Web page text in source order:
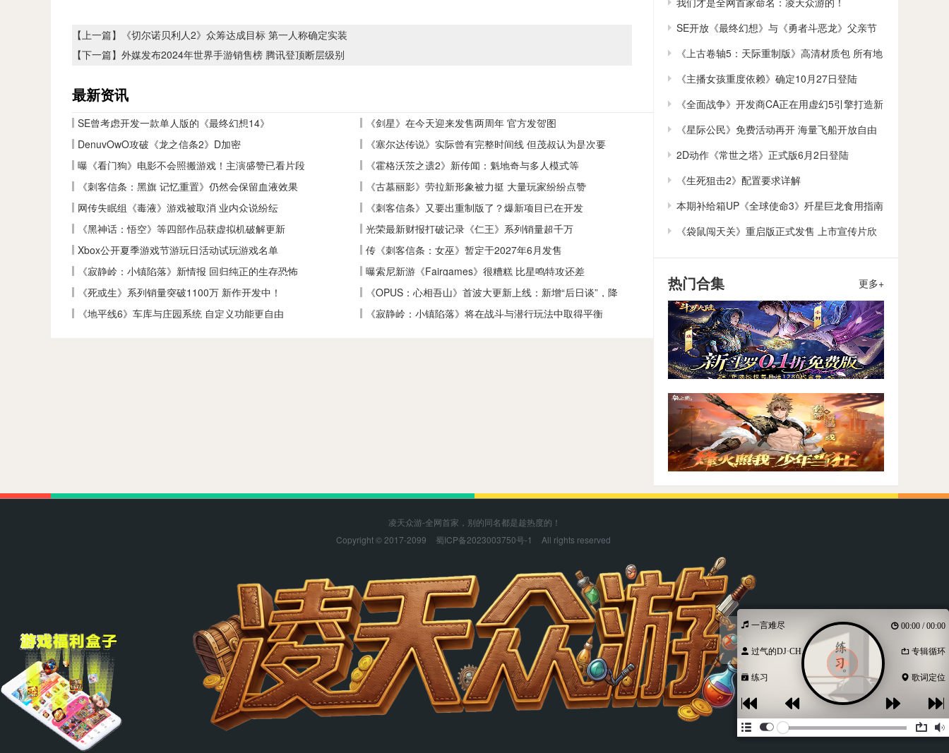
【上一篇】
《切尔诺贝利人2》众筹达成目标 第一人称确定实装
【下一篇】 外媒发布2024年世界手游销售榜 腾讯登顶断层级别
最新资讯
SE曾考虑开发一款单人版的《最终幻想14》
《剑星》在今天迎来发售两周年 官方发贺图
DenuvOwO攻破《龙之信条2》D加密
《塞尔达传说》实际曾有完整时间线 但茂叔认为是次要
曝《看门狗》电影不会照搬游戏！主演盛赞已看片段
《霍格沃茨之遗2》新传闻：魁地奇与多人模式等
《刺客信条：黑旗 记忆重置》仍然会保留血液效果
《古墓丽影》劳拉新形象被力挺 大量玩家纷纷点赞
网传失眠组《毒液》游戏被取消 业内众说纷纭
《刺客信条》又要出重制版了？爆新项目已在开发
《黑神话：悟空》等四部作品获虚拟机破解更新
光荣最新财报打破记录《仁王》系列销量超千万
Xbox公开夏季游戏节游玩日活动试玩游戏名单
传《刺客信条：女巫》暂定于2027年6月发售
《寂静岭：小镇陷落》新情报 回归纯正的生存恐怖
曝索尼新游《Fairgames》很糟糕 比星鸣特攻还差
《死或生》系列销量突破1100万 新作开发中！
《OPUS：心相吾山》首波大更新上线：新增“后日谈”，降
《地平线6》车库与庄园系统 自定义功能更自由
《寂静岭：小镇陷落》将在战斗与潜行玩法中取得平衡
SE开放《最终幻想》与《勇者斗恶龙》父亲节
贺卡下载
《上古卷轴5：天际重制版》高清材质包 所有地
貌大修
《主播女孩重度依赖》确定10月27日登陆
Switch
《全面战争》开发商CA正在用虚幻5引擎打造新
作
《星际公民》免费活动再开 海量飞船开放自由
体验
2D动作《常世之塔》正式版6月2日登陆
Steam/Switch
《生死狙击2》配置要求详解
本期补给箱UP《全球使命3》歼星巨龙食用指南
《袋鼠闯天关》重启版正式发售 上市宣传片欣
赏
热门合集 更多+
凌天众游-全网首家，别的同名都是趁热度的！
Copyright © 2017-2099
蜀ICP备2023003750号-1 All rights reserved
一言难尽 00:00 / 00:00
过气的DJ·CH... 专辑循环
练习 歌词定位